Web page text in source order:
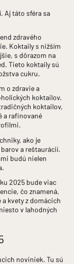
Aj táto sféra sa
zdravého
Koktaily s nižším
s dôrazom na
Tieto koktaily sú
cukru.
o zdravie a
koktailov.
koktailov,
a rafinované
ako je
a reštaurácií.
budú nielen
2025 bude viac
čo znamená,
kvety z domácich
v lahodných
noviniek. Tu sú